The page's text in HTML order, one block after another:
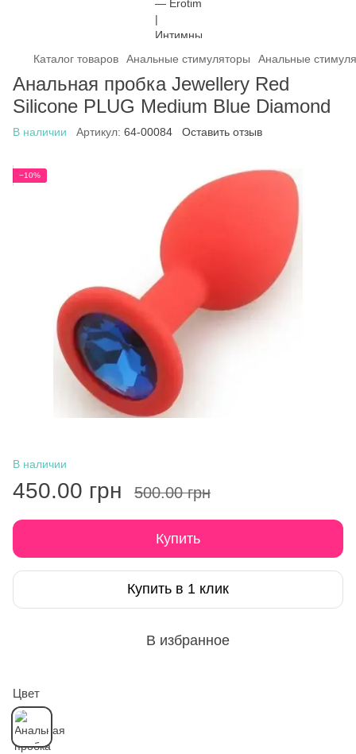
Каталог товаров Анальные стимуляторы Анальные
Анальная пробка Jewellery Red
Silicone PLUG Medium Blue Diamond
В наличии Артикул: 64-00084 Оставить отзыв
−10%
В наличии
450.00 грн 500.00 грн
Купить
Купить в 1 клик
В избранное
Цвет